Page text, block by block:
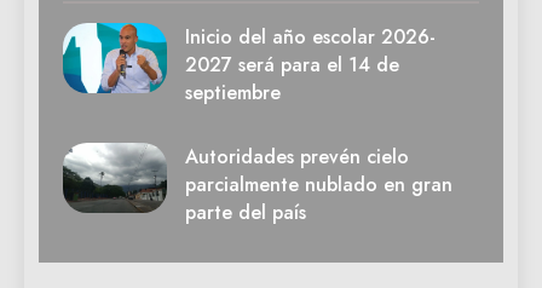
Inicio del año escolar 2026-
2027 será para el 14 de
septiembre
Autoridades prevén cielo
parcialmente nublado en gran
parte del país